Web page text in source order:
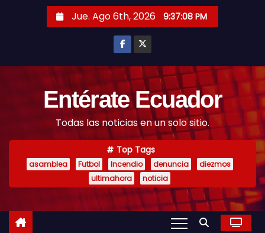
Jue. Ago 6th, 2026 9:37:09 PM
Entérate Ecuador
Todas las noticias en un solo sitio.
Top Tags
asamblea Futbol Incendio denuncia
diezmos
ultimahora
noticia